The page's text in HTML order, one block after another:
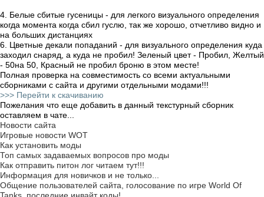
4. Белые сбитые гусеницы - для легкого визуального определения
когда момента когда сбил гуслю, так же хорошо, отчетливо видно и
на больших дистанциях
6. Цветные декали попаданий - для визуального определения куда
заходил снаряд, а куда не пробил! Зеленый цвет- Пробил, Желтый
- 50на 50, Красный не пробил броню в этом месте!
Полная проверка на совместимость со всеми актуальными
сборниками с сайта и другими отдельными модами!!!
>>> Перейти к скачиванию
Пожелания что еще добавить в данный текстурный сборник
оставляем в чате...
Новости сайта
Игровые новости WOT
Как установить моды
Топ самых задаваемых вопросов про моды
Как отправить питон лог читаем тут!!!
Информация для новичков и не только...
Общение пользователей сайта, голосование по игре World Of